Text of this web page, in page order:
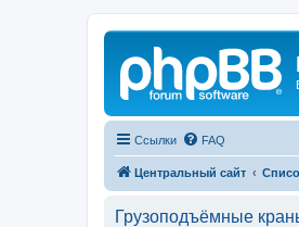
Ссылки FAQ
Центральный сайт
Грузоподъёмные